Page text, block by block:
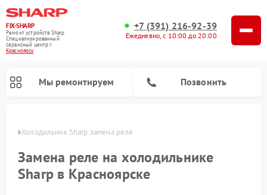
FIX-SHARP
Ремонт устройств Sharp
Специализированный
cервисный центр г.
Красноярск
+7 (391) 216-92-39
Ежедневно, с 10:00 до 20:00
Мы ремонтируем Позвонить
Холодильник Sharp замена реле
Замена реле на холодильнике
Sharp в Красноярске